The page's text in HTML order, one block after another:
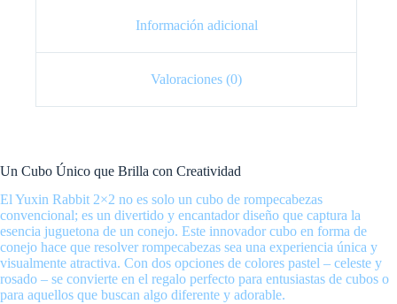
Información adicional
Valoraciones (0)
Un Cubo Único que Brilla con Creatividad
El Yuxin Rabbit 2×2 no es solo un cubo de rompecabezas
convencional; es un divertido y encantador diseño que captura la
esencia juguetona de un conejo. Este innovador cubo en forma de
conejo hace que resolver rompecabezas sea una experiencia única y
visualmente atractiva. Con dos opciones de colores pastel – celeste y
rosado – se convierte en el regalo perfecto para entusiastas de cubos o
para aquellos que buscan algo diferente y adorable.